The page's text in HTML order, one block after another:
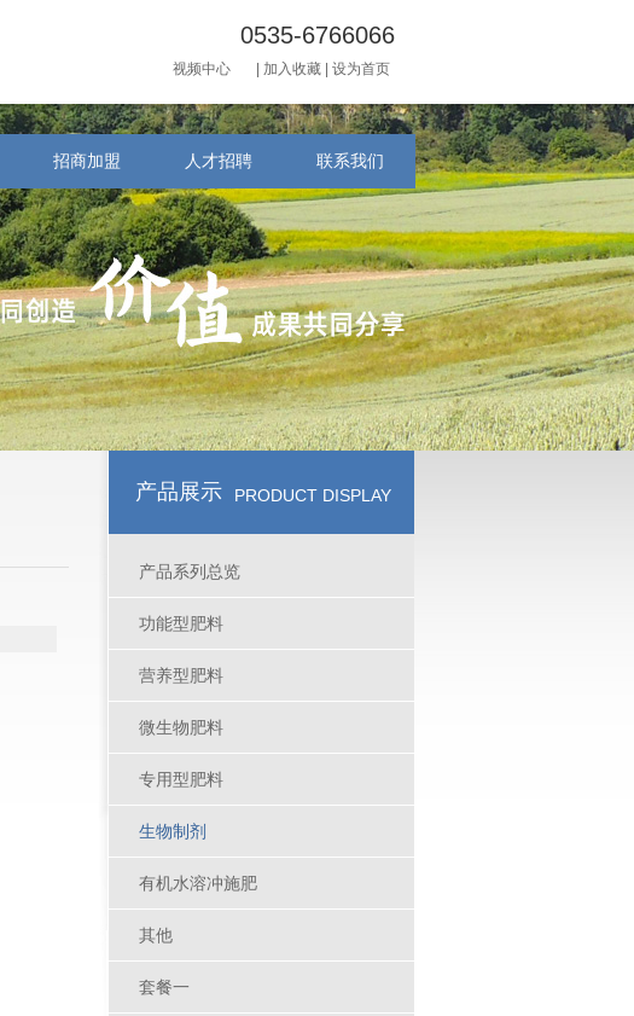
0535-6766066
视频中心 加入收藏 设为首页
招商加盟 人才招聘 联系我们
产品展示 PRODUCT DISPLAY
产品系列总览
功能型肥料
营养型肥料
微生物肥料
专用型肥料
生物制剂
有机水溶冲施肥
其他
套餐一